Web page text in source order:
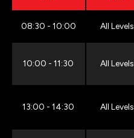
08:30 - 10:00 All Levels
10:00 - 11:30 All Levels
13:00 - 14:30 All Levels